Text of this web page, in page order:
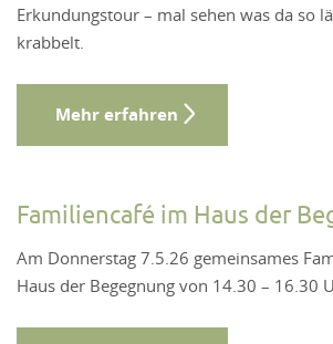
Erkundungstour – mal sehen was da so
krabbelt.
Mehr erfahren
Familiencafé im Haus der
Am Donnerstag 7.5.26 gemeinsames
Haus der Begegnung von 14.30 – 16.30